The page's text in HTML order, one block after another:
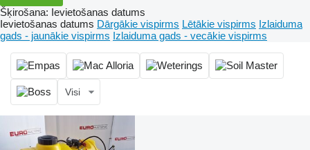
Šķirošana: Ievietošanas datums
Ievietošanas datums Dārgākie vispirms Lētākie vispirms Izlaiduma
gads - jaunākie vispirms Izlaiduma gads - vecākie vispirms
Visi